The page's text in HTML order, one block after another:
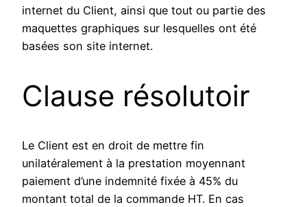
internet du Client, ainsi que tout ou partie des
maquettes graphiques sur lesquelles ont été
basées son site internet.
Clause résolutoir
Le Client est en droit de mettre fin
unilatéralement à la prestation moyennant
paiement d’une indemnité fixée à 45% du
montant total de la commande HT. En cas